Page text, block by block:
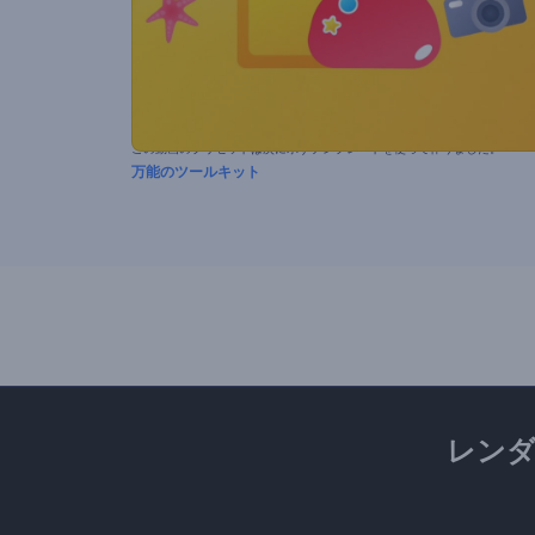
この動画のプリセットは次に示すテンプレートを使って作りました。
万能のツールキット
レン